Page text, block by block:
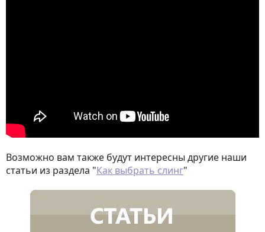
Возможно вам также будут интересны другие наши
статьи из раздела "Как выбрать слинг"